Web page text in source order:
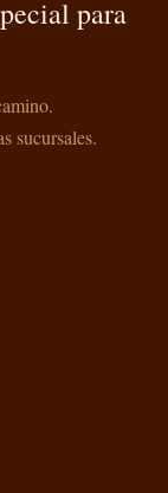
para
sucursales.